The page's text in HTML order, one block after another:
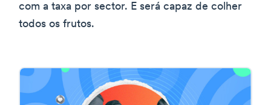
com a taxa por sector. E será capaz de colher
todos os frutos.